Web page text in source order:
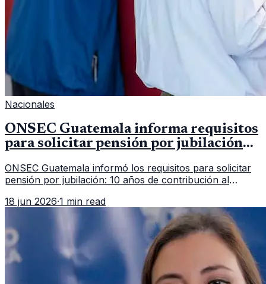
Nacionales
ONSEC Guatemala informa requisitos
para solicitar pensión por jubilación
ONSEC Guatemala informó los requisitos para solicitar
pensión por jubilación: 10 años de contribución al
importar edad.
18 jun 2026·1 min read